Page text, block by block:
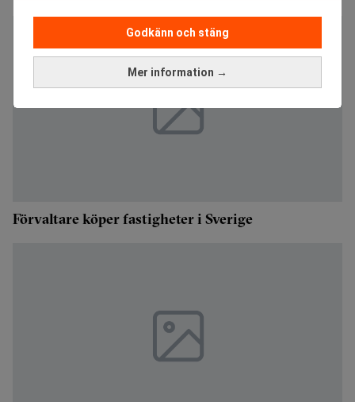
Mer information →
Godkänn och stäng
Förvaltare köper fastigheter i Sverige